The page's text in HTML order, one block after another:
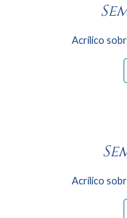
Acrílico
Acrílico